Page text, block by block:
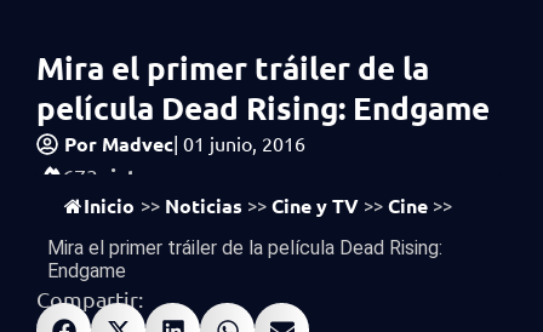
Mira el primer tráiler de la
película Dead Rising: Endgame
Por Madvec| 01 junio, 2016
673 vistas
Inicio >> Noticias >> Cine y TV >> Cine >>
Mira el primer tráiler de la película Dead Rising:
Endgame
Compartir: